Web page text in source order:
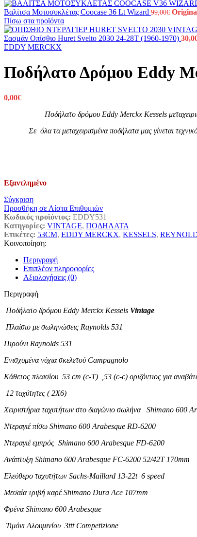
Βαλίτσα Μοτοσυκλέτας Coocase 36 Lt Wizard 99,00€
Πίσω στα προϊόντα
Σασμάν Οπίσθιο Huret Svelto 2030 24-28T (1960-1970)
EDDY MERCKX
Ποδήλατο Δρόμου Eddy
0,00€
Ποδήλατο δρόμου Eddy Merckx Kessels
Σε όλα τα μεταχειρισμένα ποδήλατα μας γίνεται
Εξαντλημένο
Σύγκριση
Προσθήκη σε Λίστα Επιθυμιών
Κωδικός προϊόντος: EDDY531
Κατηγορίες: VINTAGE, ΠΟΔΗΛΑΤΑ
Ετικέτες: 53CM, EDDY MERCKX, KESSELS,
Κοινοποίηση:
Περιγραφή
Επιπλέον πληροφορίες
Αξιολογήσεις (0)
Περιγραφή
Ποδήλατο δρόμου Eddy Merckx Kessels Vintage
Πλαίσιο με σωληνώσεις Raynolds 531
Πιρούνι Raynolds 531
Ενισχυμένα νύχια σκελετού Campagnolo
Κάθετος πλαισίου 53 cm (c-T) ,53 (c-c) οριζόντιος για
12 ταχύτητες ( 2X6)
Χειριστήρια ταχυτήτων στο διαγώνιο σωλήνα Shimano 600
Ντεραγιέ πίσω Shimano 600 Arabesque RD-6200
Ντεραγιέ εμπρός Shimano 600 Arabesque FD-6200
Ανάπτυξη Shimano 600 Arabesque FC-6200 52/42T 170mm
Ελεύθερο ταχυτήτων Sachs-Maillard 13-22t 6 speed
Μεσαία τριβή καρέ Shimano Dura Ace 107mm
Φρένα Shimano 600 Arabesque
Τιμόνι Αλουμινίου 3ttt Competizione